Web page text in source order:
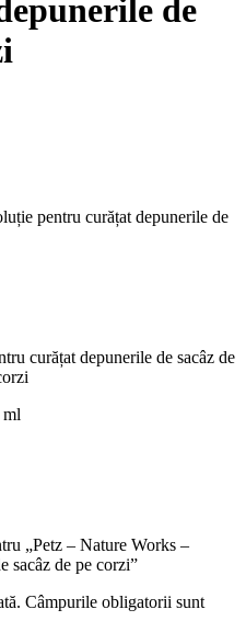
de
pentru curățat depunerile de
curățat depunerile de sacâz de
ml
„Petz – Nature Works –
sacâz de pe corzi”
Câmpurile obligatorii sunt